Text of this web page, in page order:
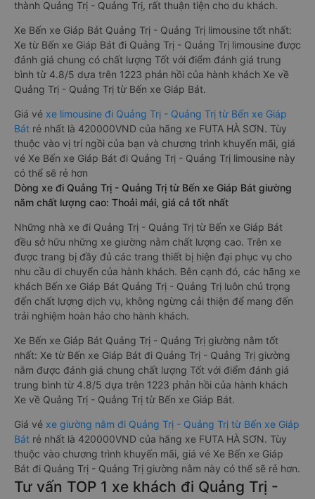
thành Quảng Trị - Quảng Trị, rất thuận tiện cho du khách.
Xe Bến xe Giáp Bát Quảng Trị - Quảng Trị limousine tốt nhất:
Xe từ Bến xe Giáp Bát đi Quảng Trị - Quảng Trị limousine được
đánh giá chung có chất lượng Tốt với điểm đánh giá trung
bình từ 4.8/5 dựa trên 1223 phản hồi của hành khách Xe về
Quảng Trị - Quảng Trị từ Bến xe Giáp Bát.
Giá vé xe limousine đi Quảng Trị - Quảng Trị từ Bến xe Giáp
Bát rẻ nhất là 420000VND của hãng xe FUTA HÀ SƠN. Tùy
thuộc vào vị trí ngồi của bạn và chương trình khuyến mãi, giá
vé Xe Bến xe Giáp Bát đi Quảng Trị - Quảng Trị limousine này
có thể sẽ rẻ hơn
Dòng xe đi Quảng Trị - Quảng Trị từ Bến xe Giáp Bát giường
nằm chất lượng cao: Thoải mái, giá cả tốt nhất
Những nhà xe đi Quảng Trị - Quảng Trị từ Bến xe Giáp Bát
đều sở hữu những xe giường nằm chất lượng cao. Trên xe
được trang bị đầy đủ các trang thiết bị hiện đại phục vụ cho
nhu cầu di chuyển của hành khách. Bên cạnh đó, các hãng xe
khách Bến xe Giáp Bát Quảng Trị - Quảng Trị luôn chú trọng
đến chất lượng dịch vụ, không ngừng cải thiện để mang đến
trải nghiệm hoàn hảo cho hành khách.
Xe Bến xe Giáp Bát Quảng Trị - Quảng Trị giường nằm tốt
nhất: Xe từ Bến xe Giáp Bát đi Quảng Trị - Quảng Trị giường
nằm được đánh giá chung chất lượng Tốt với điểm đánh giá
trung bình từ 4.8/5 dựa trên 1223 phản hồi của hành khách
Xe về Quảng Trị - Quảng Trị từ Bến xe Giáp Bát.
Giá vé xe giường nằm đi Quảng Trị - Quảng Trị từ Bến xe Giáp
Bát rẻ nhất là 420000VND của hãng xe FUTA HÀ SƠN. Tùy
thuộc vào chương trình khuyến mãi, giá vé Xe Bến xe Giáp
Bát đi Quảng Trị - Quảng Trị giường nằm này có thể sẽ rẻ hơn.
Tư vấn TOP 1 xe khách đi Quảng Trị -